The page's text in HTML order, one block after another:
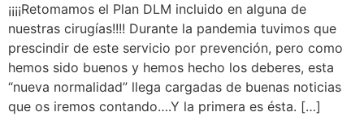
¡¡¡¡Retomamos el Plan DLM incluido en alguna de
nuestras cirugías!!!! Durante la pandemia tuvimos que
prescindir de este servicio por prevención, pero como
hemos sido buenos y hemos hecho los deberes, esta
“nueva normalidad” llega cargadas de buenas noticias
que os iremos contando….Y la primera es ésta. […]